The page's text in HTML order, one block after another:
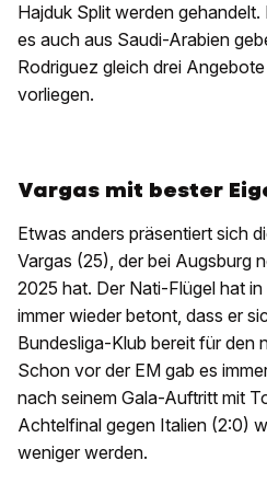
Hajduk Split werden
es auch aus Saudi-Arabien
Rodriguez gleich drei
vorliegen.
Vargas mit bester
Etwas anders präsentiert sich
Vargas (25), der bei Augsburg
2025 hat. Der Nati-Flügel hat
immer wieder betont, dass er
Bundesliga-Klub bereit für den
Schon vor der EM gab es
nach seinem Gala-Auftritt mit
Achtelfinal gegen Italien (2:0)
weniger werden.